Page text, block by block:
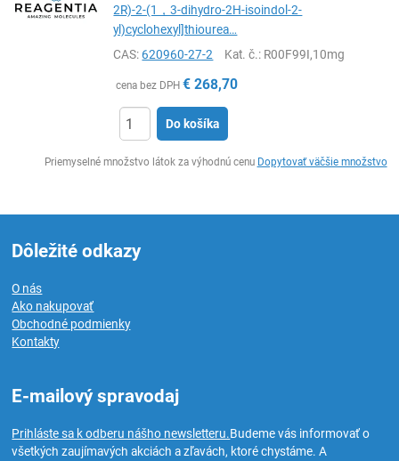
2R)-2-(1，3-dihydro-2H-isoindol-2-
yl)cyclohexyl]thiourea…
CAS:620960-27-2 Kat. č.: R00F99I,10mg
cena bez DPH € 268,70
Do košíka
Priemyselné množstvo látok za výhodnú cenu Dopytovať väčšie množstvo
Dôležité odkazy
O nás
Ako nakupovať
Obchodné podmienky
Kontakty
E-mailový spravodaj
Prihláste sa k odberu nášho newsletteru.Budeme vás informovať o
všetkých zaujímavých akciách a zľavách, ktoré chystáme. A